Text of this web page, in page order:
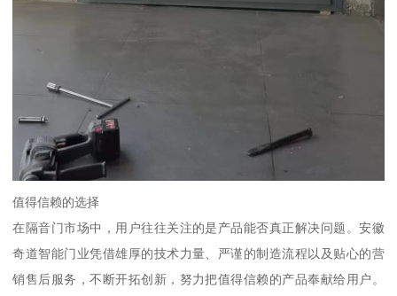
值得信赖的选择
在隔音门市场中，用户往往关注的是产品能否真正解决问题。安徽
奇道智能门业凭借雄厚的技术力量、严谨的制造流程以及贴心的营
销售后服务，不断开拓创新，努力把值得信赖的产品奉献给用户。